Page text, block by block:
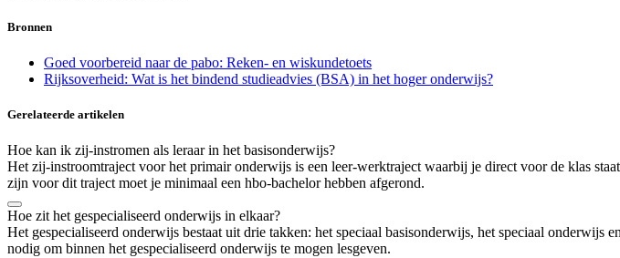
Bronnen
Goed voorbereid naar de pabo: Reken- en wiskundetoets
Rijksoverheid: Wat is het bindend studieadvies (BSA) in het hoger onderwijs?
Gerelateerde artikelen
Hoe kan ik zij-instromen als leraar in het basisonderwijs?
Het zij-instroomtraject voor het primair onderwijs is een leer-werktraject waarbij je direct voor de klas
zijn voor dit traject moet je minimaal een hbo-bachelor hebben afgerond.
Hoe zit het gespecialiseerd onderwijs in elkaar?
Het gespecialiseerd onderwijs bestaat uit drie takken: het speciaal basisonderwijs, het speciaal
nodig om binnen het gespecialiseerd onderwijs te mogen lesgeven.